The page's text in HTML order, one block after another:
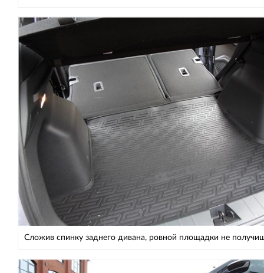
Сложив спинку заднего дивана, ровной площадки не